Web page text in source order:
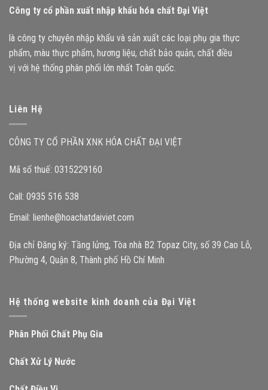
Công ty cổ phần xuất nhập khẩu hóa chất Đại Việt
là công ty chuyên nhập khẩu và sản xuất các loại phụ gia thực
phẩm, màu thực phẩm, hương liệu, chất bảo quản, chất điều
vị với hệ thống phân phối lớn nhất Toàn quốc.
Liên Hệ
CÔNG TY CỔ PHẦN XNK HÓA CHẤT ĐẠI VIỆT
Mã số thuế: 0315229160
Call: 0935 516 538
Email: lienhe@hoachatdaiviet.com
Địa chỉ Đăng ký: Tầng lửng, Tòa nhà B2 Topaz City, số 39 Cao Lỗ,
Phường 4, Quận 8, Thành phố Hồ Chí Minh
Hệ thống website kinh doanh của Đại Việt
Phân Phối Chất Phụ Gia
Chất Xử Lý Nước